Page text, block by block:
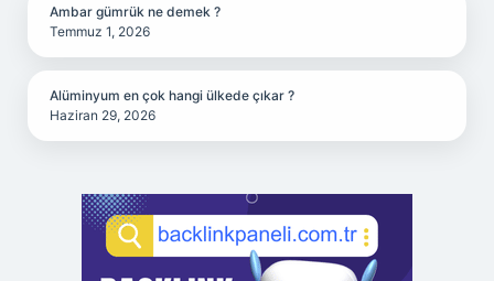
Ambar gümrük ne demek ?
Temmuz 1, 2026
Alüminyum en çok hangi ülkede çıkar ?
Haziran 29, 2026